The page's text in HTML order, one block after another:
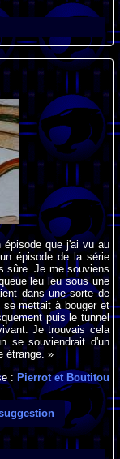
épisode que j'ai vu au
épisode de la série
sûre. Je me souviens
leu leu sous une
dans une sorte de
mettait à bouger et
puis le tunnel
Je trouvais cela
se souviendrait d'un
étrange. »
: Pierrot et Boutitou